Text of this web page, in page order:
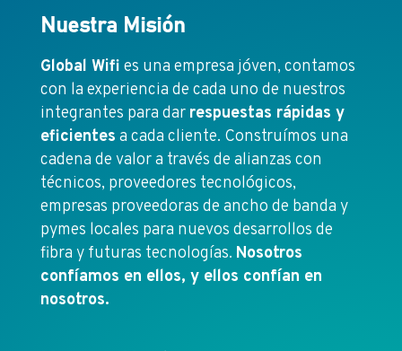
Nuestra Misión
Global Wifi es una empresa jóven, contamos
con la experiencia de cada uno de nuestros
integrantes para dar respuestas rápidas y
eficientes a cada cliente. Construímos una
cadena de valor a través de alianzas con
técnicos, proveedores tecnológicos,
empresas proveedoras de ancho de banda y
pymes locales para nuevos desarrollos de
fibra y futuras tecnologías. Nosotros
confíamos en ellos, y ellos confían en
nosotros.